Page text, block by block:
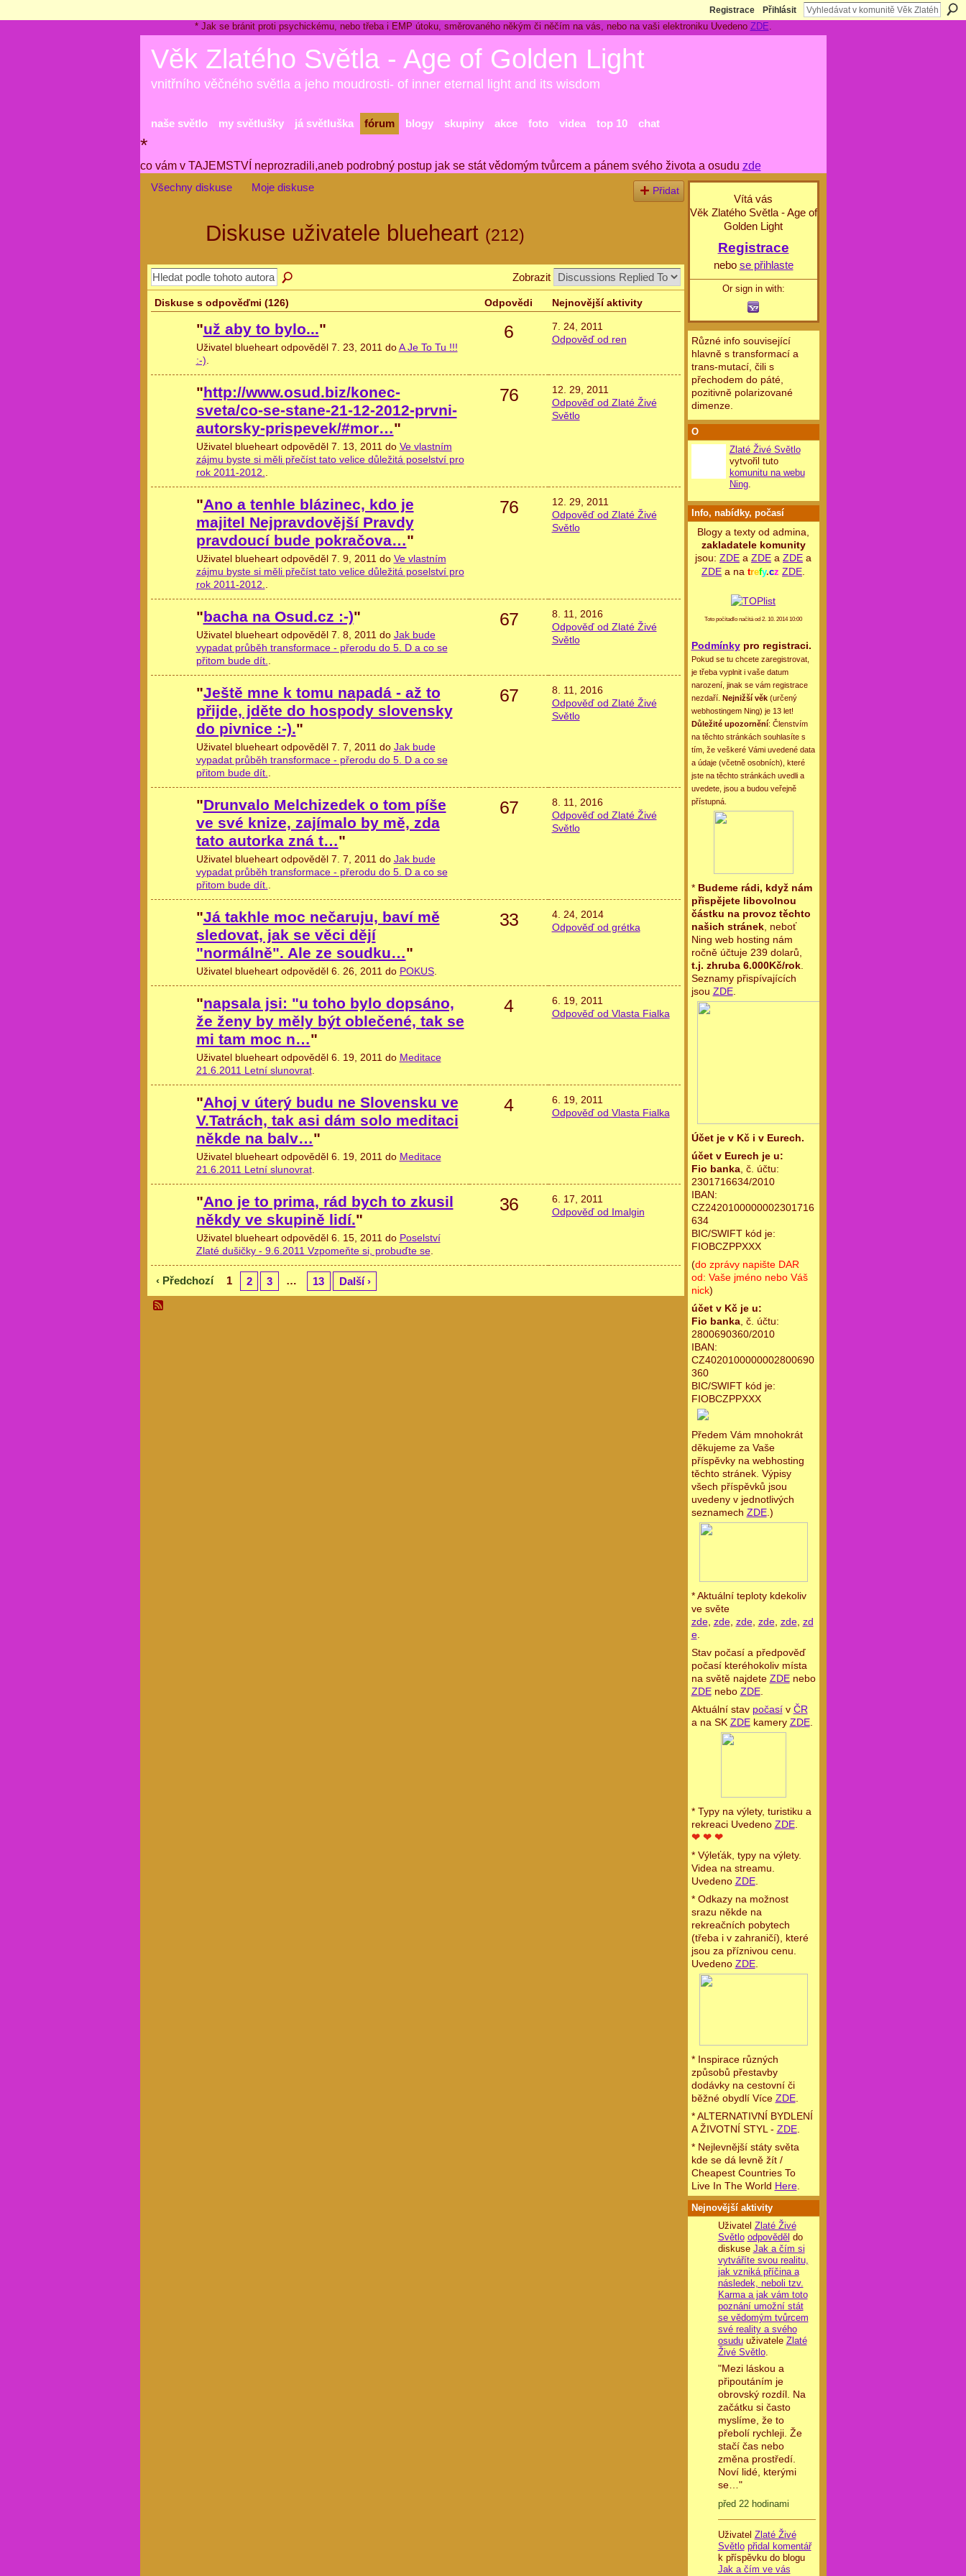
Registrace Přihlásit
* Jak se bránit proti psychickému, nebo třeba i EMP útoku, směrovaného někým či něčím na vás, nebo na vaši elektroniku Uvedeno ZDE.
Věk Zlatého Světla - Age of Golden Light
vnitřního věčného světla a jeho moudrosti- of inner eternal light and its wisdom
naše světlo my světlušky já světluška fórum blogy skupiny akce foto videa top 10 chat
*
co vám v TAJEMSTVÍ neprozradili,aneb podrobný postup jak se stát vědomým tvůrcem a pánem svého života a osudu zde
Všechny diskuse
Moje diskuse Přidat
Diskuse uživatele blueheart (212)
Zobrazit
Diskuse s odpověďmi (126) Odpovědi Nejnovější aktivity
"už aby to bylo..."
Uživatel blueheart odpověděl 7. 23, 2011 doA Je To Tu !!!
:-).
6
7. 24, 2011
Odpověď od ren
"http://www.osud.biz/konec-
sveta/co-se-stane-21-12-2012-prvni-
autorsky-prispevek/#mor…"
Uživatel blueheart odpověděl 7. 13, 2011 do Ve vlastním
zájmu byste si měli přečíst tato velice důležitá poselství pro
rok 2011-2012..
76
12. 29, 2011
Odpověď od Zlaté Živé
Světlo
"Ano a tenhle blázinec, kdo je
majitel Nejpravdovější Pravdy
pravdoucí bude pokračova…"
Uživatel blueheart odpověděl 7. 9, 2011 do Ve vlastním
zájmu byste si měli přečíst tato velice důležitá poselství pro
rok 2011-2012..
76
12. 29, 2011
Odpověď od Zlaté Živé
Světlo
"bacha na Osud.cz :-)"
Uživatel blueheart odpověděl 7. 8, 2011 do Jak bude
vypadat průběh transformace - přerodu do 5. D a co se
přitom bude dít..
67
8. 11, 2016
Odpověď od Zlaté Živé
Světlo
"Ještě mne k tomu napadá - až to
přijde, jděte do hospody slovensky
do pivnice :-)."
Uživatel blueheart odpověděl 7. 7, 2011 do Jak bude
vypadat průběh transformace - přerodu do 5. D a co se
přitom bude dít..
67
8. 11, 2016
Odpověď od Zlaté Živé
Světlo
"Drunvalo Melchizedek o tom píše
ve své knize, zajímalo by mě, zda
tato autorka zná t…"
Uživatel blueheart odpověděl 7. 7, 2011 do Jak bude
vypadat průběh transformace - přerodu do 5. D a co se
přitom bude dít..
67
8. 11, 2016
Odpověď od Zlaté Živé
Světlo
"Já takhle moc nečaruju, baví mě
sledovat, jak se věci dějí
"normálně". Ale ze soudku…"
Uživatel blueheart odpověděl 6. 26, 2011 do POKUS.
33
4. 24, 2014
Odpověď od grétka
"napsala jsi: "u toho bylo dopsáno,
že ženy by měly být oblečené, tak se
mi tam moc n…"
Uživatel blueheart odpověděl 6. 19, 2011 do Meditace
21.6.2011 Letní slunovrat.
4
6. 19, 2011
Odpověď od Vlasta Fialka
"Ahoj v úterý budu ne Slovensku ve
V.Tatrách, tak asi dám solo meditaci
někde na balv…"
Uživatel blueheart odpověděl 6. 19, 2011 do Meditace
21.6.2011 Letní slunovrat.
4
6. 19, 2011
Odpověď od Vlasta Fialka
"Ano je to prima, rád bych to zkusil
někdy ve skupině lidí."
Uživatel blueheart odpověděl 6. 15, 2011 do Poselství
Zlaté dušičky - 9.6.2011 Vzpomeňte si, probuďte se.
36
6. 17, 2011
Odpověď od Imalgin
‹ Předchozí 1 2 3 … 13 Další ›
Vítá vás
Věk Zlatého Světla - Age of
Golden Light
Registrace
nebo se přihlaste
Or sign in with:
Různé info související
hlavně s transformací a
trans-mutací, čili s
přechodem do páté,
pozitivně polarizované
dimenze.
O
Zlaté Živé Světlo
vytvořil tuto
komunitu na webu
Ning.
Info, nabídky, počasí
Blogy a texty od admina,
zakladatele komunity
jsou: ZDE a ZDE a ZDE a
ZDE a na trefy.cz ZDE
Toto počítadlo načítá od 2. 10. 2014 10:00
Podmínkypro registraci.
Pokud se tu chcete zaregistrovat,
je třeba vyplnit i vaše datum
narození, jinak se vám registrace
nezdaří. Nejnižší věk(určený
webhostingem Ning) je 13 let!
Důležité upozornění: Členstvím
na těchto stránkách souhlasíte s
tím, že veškeré Vámi uvedené data
a údaje (včetně osobních), které
jste na těchto stránkách uvedli a
uvedete, jsou a budou veřejně
přístupná.
* Budeme rádi, když nám
přispějete libovolnou
částku na provoz těchto
našich stránek, neboť
Ning web hosting nám
ročně účtuje 239 dolarů,
t.j. zhruba 6.000Kč/rok.
Seznamy přispívajících
jsou ZDE.
Účet je v Kč i v Eurech.
účet v Eurech je u:
Fio banka, č. účtu:
2301716634/2010
IBAN:
CZ2420100000002301716
634
BIC/SWIFT kód je:
FIOBCZPPXXX
(do zprávy napište DAR
od: Vaše jméno nebo Váš
nick)
účet v Kč je u:
Fio banka, č. účtu:
2800690360/2010
IBAN:
CZ4020100000002800690
360
BIC/SWIFT kód je:
FIOBCZPPXXX
Předem Vám mnohokrát
děkujeme za Vaše
příspěvky na webhosting
těchto stránek. Výpisy
všech příspěvků jsou
uvedeny v jednotlivých
seznamech ZDE.)
* Aktuální teploty kdekoliv
ve světe
zde, zde, zde, zde, zde, zd
e.
Stav počasí a předpověď
počasí kteréhokoliv místa
na světě najdete ZDEnebo
ZDEnebo ZDE.
Aktuální stav počasív ČR
a na SK ZDEkamery ZDE.
* Typy na výlety, turistiku a
rekreaci Uvedeno ZDE.
❤ ❤ ❤
* Výleťák, typy na výlety.
Videa na streamu.
Uvedeno ZDE.
* Odkazy na možnost
srazu někde na
rekreačních pobytech
(třeba i v zahraničí), které
jsou za příznivou cenu.
Uvedeno ZDE.
* Inspirace různých
způsobů přestavby
dodávky na cestovní či
běžné obydlí Více ZDE.
* ALTERNATIVNÍ BYDLENÍ
A ŽIVOTNÍ STYL - ZDE.
* Nejlevnější státy světa
kde se dá levně žít /
Cheapest Countries To
Live In The World Here.
Nejnovější aktivity
Uživatel Zlaté Živé
Světlo odpověděl do
diskuse Jak a čím si
vytváříte svou realitu,
jak vzniká příčina a
následek, neboli tzv.
Karma a jak vám toto
poznání umožní stát
se vědomým tvůrcem
své reality a svého
osuduuživatele Zlaté
Živé Světlo.
"Mezi láskou a
připoutáním je
obrovský rozdíl. Na
začátku si často
myslíme, že to
přebolí rychleji. Že
stačí čas nebo
změna prostředí.
Noví lidé, kterými
se…"
před 22 hodinami
Uživatel Zlaté Živé
Světlo přidal komentář
k příspěvku do blogu
Jak a čím ve vás